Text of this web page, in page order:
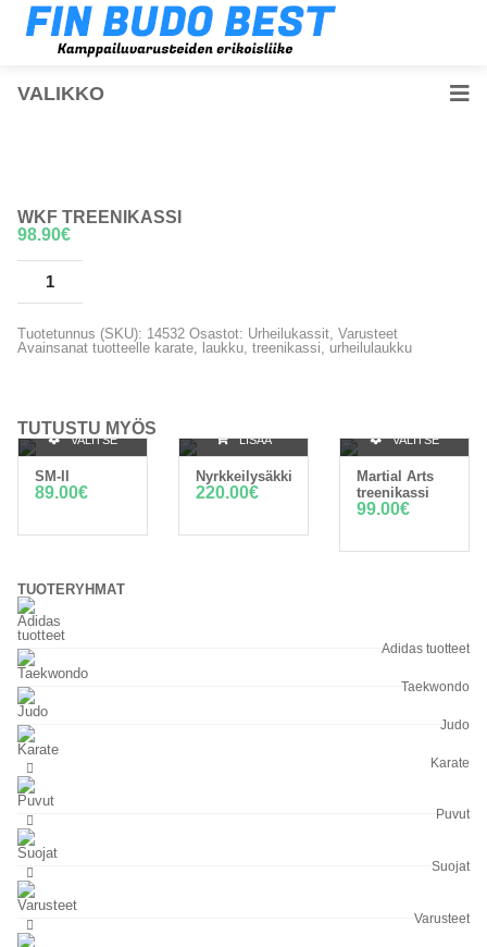
VALIKKO
WKF TREENIKASSI
98.90€
Tuotetunnus (SKU): 14532 Osastot: Urheilukassit, Varusteet
Avainsanat tuotteelle karate, laukku, treenikassi, urheilulaukku
TUTUSTU MYÖS
VALITSE
VAIHTOEHDOISTA
SM-II
89.00€
LISÄÄ
OSTOSKORIIN
Nyrkkeilysäkki
220.00€
VALITSE
VAIHTOEHDOISTA
Martial Arts
treenikassi
99.00€
TUOTERYHMÄT
Adidas tuotteet
Taekwondo
Judo
Karate
Puvut
Suojat
Varusteet